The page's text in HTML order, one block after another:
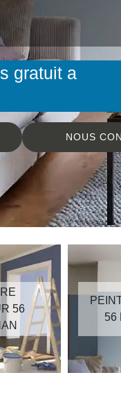
gratuit a
NOUS
56
56